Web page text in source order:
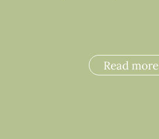
Read more